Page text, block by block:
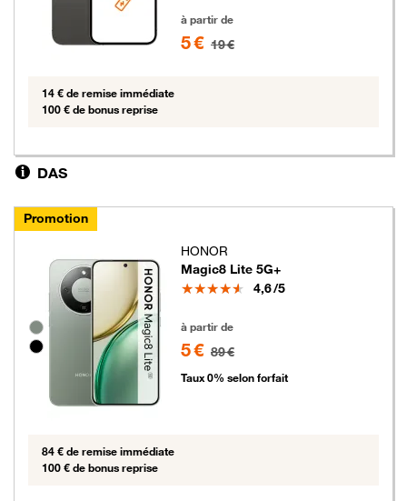
à partir de
5 € 19 €
14 € de remise immédiate
100 € de bonus reprise
DAS
Promotion
Groupe de couleurs disponibles non sélectionnables
HONOR
Magic8 Lite 5G+
Note
4,6/5
à partir de
5 € 89 €
Taux 0% selon forfait
84 € de remise immédiate
100 € de bonus reprise